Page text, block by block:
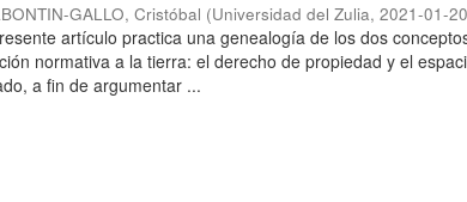
GALLO, Cristóbal (Universidad del Zulia,2021-01-
artículo practica una genealogía de los dos
normativa a la tierra: el derecho de propiedad y el
a fin de argumentar ...